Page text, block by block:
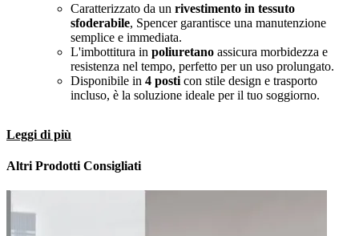
Caratterizzato da un rivestimento in tessuto
sfoderabile, Spencer garantisce una manutenzione
semplice e immediata.
L'imbottitura in poliuretano assicura morbidezza e
resistenza nel tempo, perfetto per un uso prolungato.
Disponibile in 4 posti con stile design e trasporto
incluso, è la soluzione ideale per il tuo soggiorno.
Leggi di più
Altri Prodotti Consigliati